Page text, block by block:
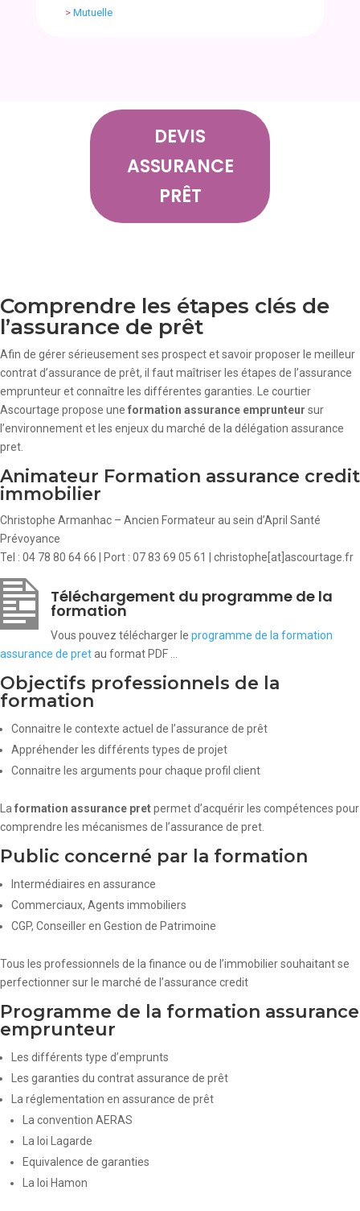
> Mutuelle
DEVIS
ASSURANCE
PRÊT
Comprendre les étapes clés de
l’assurance de prêt
Afin de gérer sérieusement ses prospect et savoir proposer le meilleur
contrat d’assurance de prêt, il faut maîtriser les étapes de l’assurance
emprunteur et connaître les différentes garanties. Le courtier
Ascourtage propose une formation assurance emprunteur sur
l’environnement et les enjeux du marché de la délégation assurance
pret.
Animateur Formation assurance credit
immobilier
Christophe Armanhac – Ancien Formateur au sein d’April Santé
Prévoyance
Tel : 04 78 80 64 66 | Port : 07 83 69 05 61 | christophe[at]ascourtage.fr
Téléchargement du programme de la
formation
Vous pouvez télécharger le programme de la formation
assurance de pretau format PDF …
Objectifs professionnels de la
formation
Connaitre le contexte actuel de l’assurance de prêt
Appréhender les différents types de projet
Connaitre les arguments pour chaque profil client
Laformation assurance pretpermet d’acquérir les compétences pour
comprendre les mécanismes de l’assurance de pret.
Public concerné par la formation
Intermédiaires en assurance
Commerciaux, Agents immobiliers
CGP, Conseiller en Gestion de Patrimoine
Tous les professionnels de la finance ou de l’immobilier souhaitant se
perfectionner sur le marché de l’assurance credit
Programme de la formation assurance
emprunteur
Les différents type d’emprunts
Les garanties du contrat assurance de prêt
La réglementation en assurance de prêt
La convention AERAS
La loi Lagarde
Equivalence de garanties
La loi Hamon